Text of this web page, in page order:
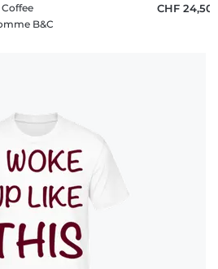
B&C
CHF 24,50